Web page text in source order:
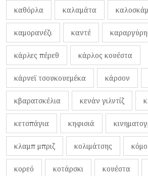
καθόρλα καλαμάτα
καμορανέζι καντέ
κάρλες πέρεθ κάρλος κουέστα
κάρνεϊ τσουκουεμέκα κάρσον
κβαρατσκέλια κενάν γιλντίζ
κετσπάγια κηφισιά
κλαμπ μπριζ κολιμάτσης κόμο
κορεό κοτάρσκι κουέστα